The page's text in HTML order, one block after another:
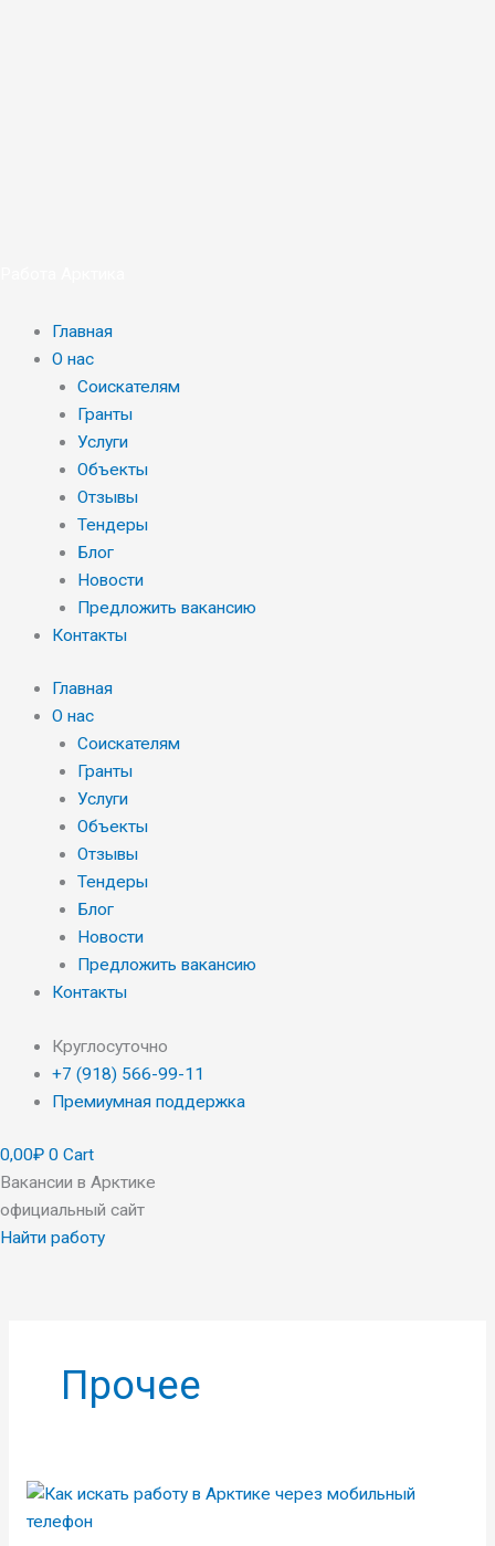
Главная
О нас
Соискателям
Гранты
Услуги
Объекты
Отзывы
Тендеры
Блог
Новости
Предложить вакансию
Контакты
Главная
О нас
Соискателям
Гранты
Услуги
Объекты
Отзывы
Тендеры
Блог
Новости
Предложить вакансию
Контакты
Круглосуточно
+7 (918) 566-99-11
Премиумная поддержка
0,00₽ 0 Cart
Вакансии в Арктике
официальный сайт
Найти работу
Прочее
Работа
Арктика